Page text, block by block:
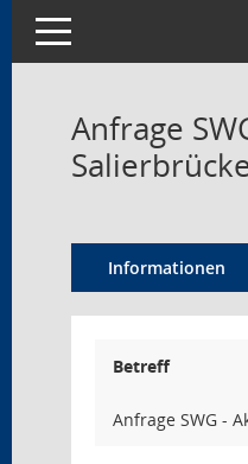
Toggle navigation
Anfrage
Informationen
Betreff
Anfrage SWG -